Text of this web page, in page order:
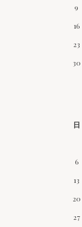
9
16
23
30
日
6
13
20
27